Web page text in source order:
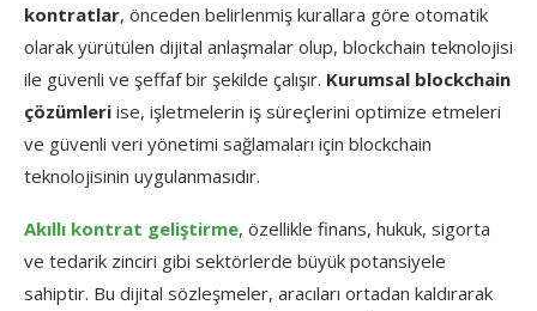
kontratlar, önceden belirlenmiş kurallara göre otomatik
olarak yürütülen dijital anlaşmalar olup, blockchain teknolojisi
ile güvenli ve şeffaf bir şekilde çalışır. Kurumsal blockchain
çözümleri ise, işletmelerin iş süreçlerini optimize etmeleri
ve güvenli veri yönetimi sağlamaları için blockchain
teknolojisinin uygulanmasıdır.
Akıllı kontrat geliştirme, özellikle finans, hukuk, sigorta
ve tedarik zinciri gibi sektörlerde büyük potansiyele
sahiptir. Bu dijital sözleşmeler, aracıları ortadan kaldırarak